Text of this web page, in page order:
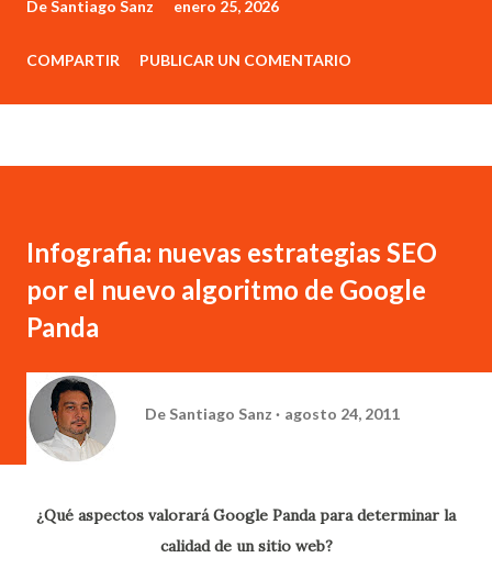
DeSantiago Sanz enero 25, 2026
COMPARTIR PUBLICAR UN COMENTARIO
Infografia: nuevas estrategias SEO
por el nuevo algoritmo de Google
Panda
De Santiago Sanz agosto 24, 2011
¿Qué aspectos valorará Google Panda para determinar la
calidad de un sitio web?